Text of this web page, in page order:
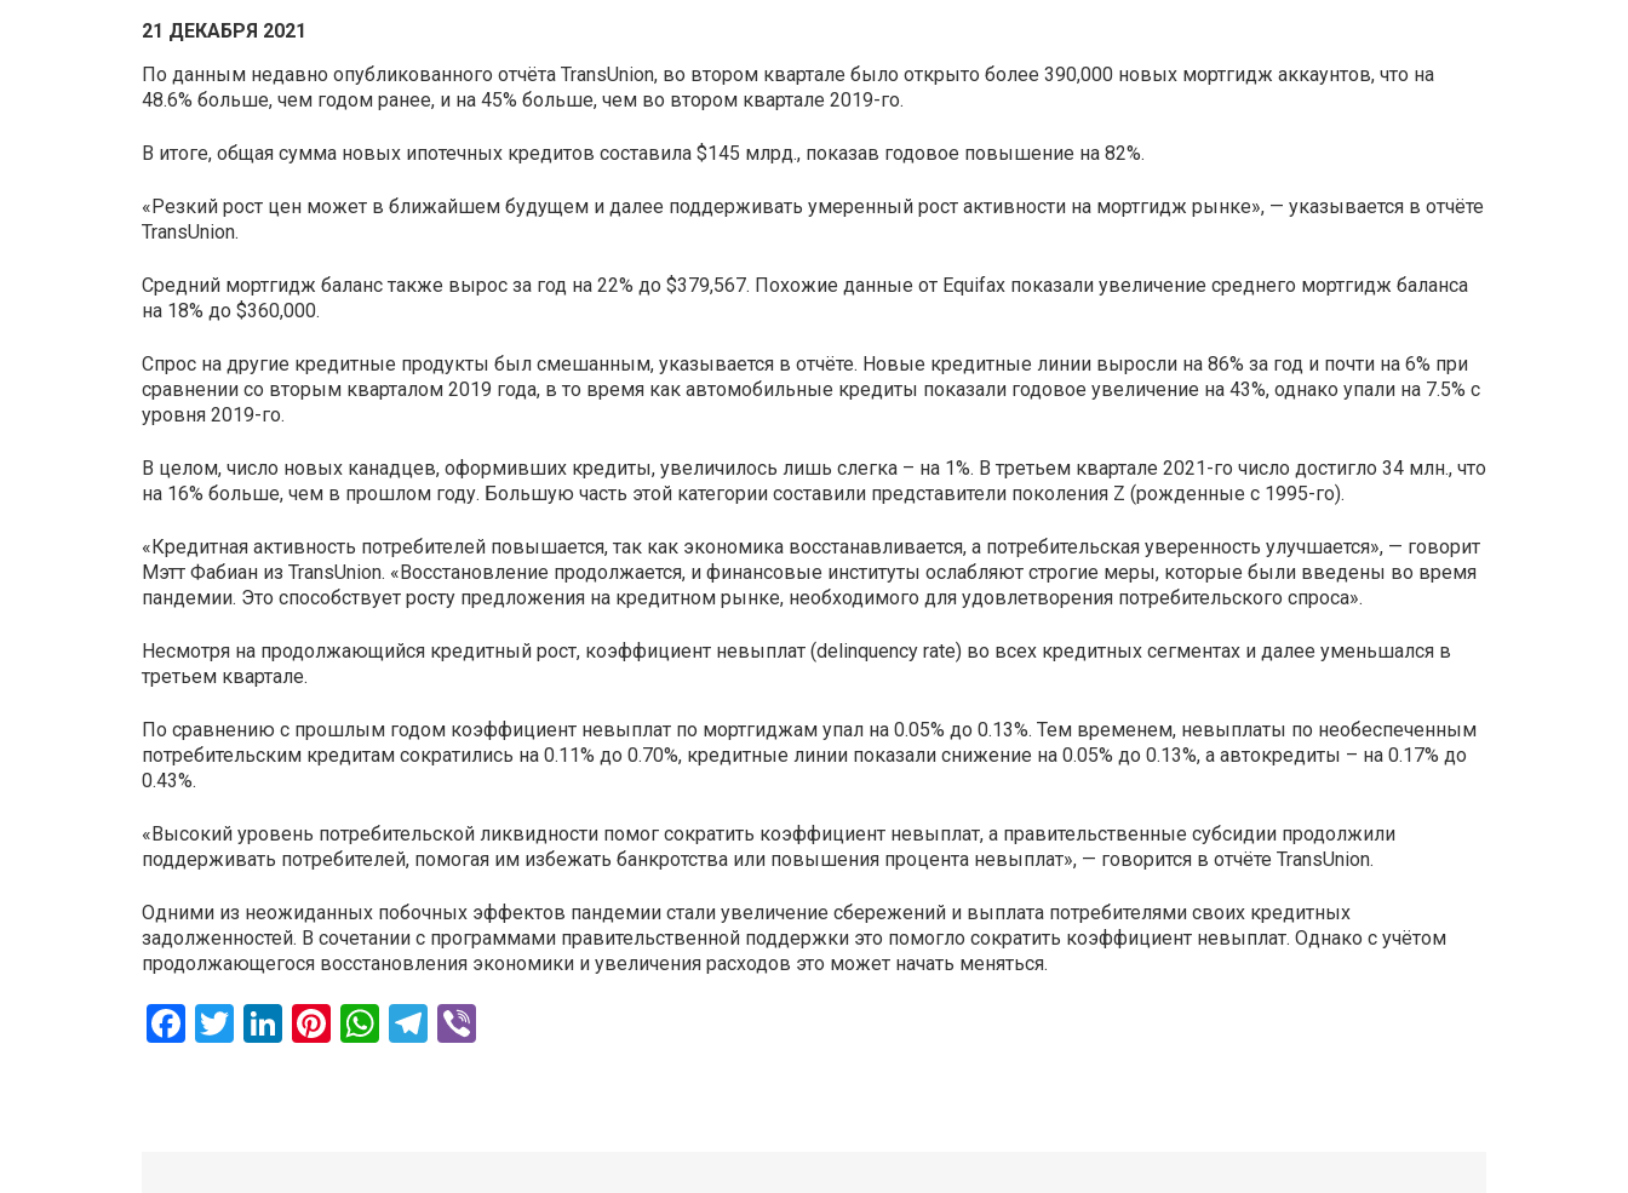
21 ДЕКАБРЯ 2021
По данным недавно опубликованного отчёта TransUnion, во втором квартале было открыто более 390,000 новых мортгидж аккаунтов, что на
48.6% больше, чем годом ранее, и на 45% больше, чем во втором квартале 2019-го.
В итоге, общая сумма новых ипотечных кредитов составила $145 млрд., показав годовое повышение на 82%.
«Резкий рост цен может в ближайшем будущем и далее поддерживать умеренный рост активности на мортгидж рынке», — указывается в отчёте
TransUnion.
Средний мортгидж баланс также вырос за год на 22% до $379,567. Похожие данные от Equifax показали увеличение среднего мортгидж баланса
на 18% до $360,000.
Спрос на другие кредитные продукты был смешанным, указывается в отчёте. Новые кредитные линии выросли на 86% за год и почти на 6% при
сравнении со вторым кварталом 2019 года, в то время как автомобильные кредиты показали годовое увеличение на 43%, однако упали на 7.5% с
уровня 2019-го.
В целом, число новых канадцев, оформивших кредиты, увеличилось лишь слегка – на 1%. В третьем квартале 2021-го число достигло 34 млн., что
на 16% больше, чем в прошлом году. Большую часть этой категории составили представители поколения Z (рожденные с 1995-го).
«Кредитная активность потребителей повышается, так как экономика восстанавливается, а потребительская уверенность улучшается», — говорит
Мэтт Фабиан из TransUnion. «Восстановление продолжается, и финансовые институты ослабляют строгие меры, которые были введены во время
пандемии. Это способствует росту предложения на кредитном рынке, необходимого для удовлетворения потребительского спроса».
Несмотря на продолжающийся кредитный рост, коэффициент невыплат (delinquency rate) во всех кредитных сегментах и далее уменьшался в
третьем квартале.
По сравнению с прошлым годом коэффициент невыплат по мортгиджам упал на 0.05% до 0.13%. Тем временем, невыплаты по необеспеченным
потребительским кредитам сократились на 0.11% до 0.70%, кредитные линии показали снижение на 0.05% до 0.13%, а автокредиты – на 0.17% до
0.43%.
«Высокий уровень потребительской ликвидности помог сократить коэффициент невыплат, а правительственные субсидии продолжили
поддерживать потребителей, помогая им избежать банкротства или повышения процента невыплат», — говорится в отчёте TransUnion.
Одними из неожиданных побочных эффектов пандемии стали увеличение сбережений и выплата потребителями своих кредитных
задолженностей. В сочетании с программами правительственной поддержки это помогло сократить коэффициент невыплат. Однако с учётом
продолжающегося восстановления экономики и увеличения расходов это может начать меняться.
Facebook
Twitter
LinkedIn
Pinterest
WhatsApp
Telegram